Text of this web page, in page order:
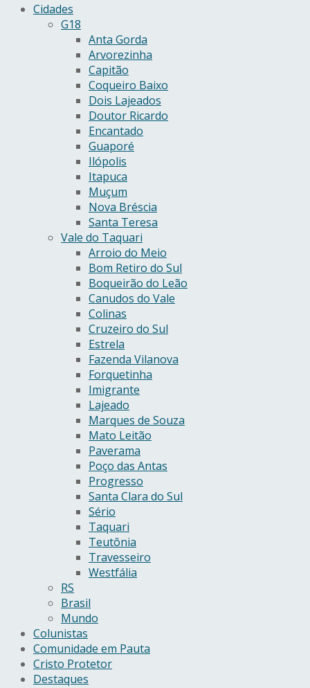
Cidades
G18
Anta Gorda
Arvorezinha
Capitão
Coqueiro Baixo
Dois Lajeados
Doutor Ricardo
Encantado
Guaporé
Ilópolis
Itapuca
Muçum
Nova Bréscia
Santa Teresa
Vale do Taquari
Arroio do Meio
Bom Retiro do Sul
Boqueirão do Leão
Canudos do Vale
Colinas
Cruzeiro do Sul
Estrela
Fazenda Vilanova
Forquetinha
Imigrante
Lajeado
Marques de Souza
Mato Leitão
Paverama
Poço das Antas
Progresso
Santa Clara do Sul
Sério
Taquari
Teutônia
Travesseiro
Westfália
RS
Brasil
Mundo
Colunistas
Comunidade em Pauta
Cristo Protetor
Destaques